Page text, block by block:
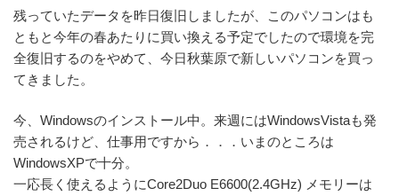
残っていたデータを昨日復旧しましたが、このパソコンはも
ともと今年の春あたりに買い換える予定でしたので環境を完
全復旧するのをやめて、今日秋葉原で新しいパソコンを買っ
てきました。
今、Windowsのインストール中。来週にはWindowsVistaも発
売されるけど、仕事用ですから．．．いまのところは
WindowsXPで十分。
一応長く使えるようにCore2Duo E6600(2.4GHz) メモリーは